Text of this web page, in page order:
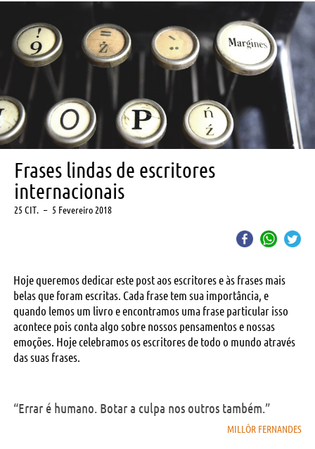
Frases lindas de escritores
internacionais
25 CIT. – 5 Fevereiro 2018
Hoje queremos dedicar este post aos escritores e às frases mais
belas que foram escritas. Cada frase tem sua importância, e
quando lemos um livro e encontramos uma frase particular isso
acontece pois conta algo sobre nossos pensamentos e nossas
emoções. Hoje celebramos os escritores de todo o mundo através
das suas frases.
“Errar é humano. Botar a culpa nos outros também.”
MILLÔR FERNANDES